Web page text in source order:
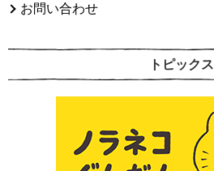
お問い合わせ
トピックス